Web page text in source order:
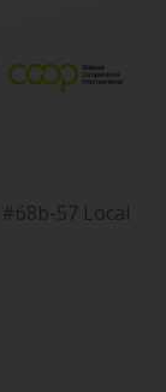
57 Local